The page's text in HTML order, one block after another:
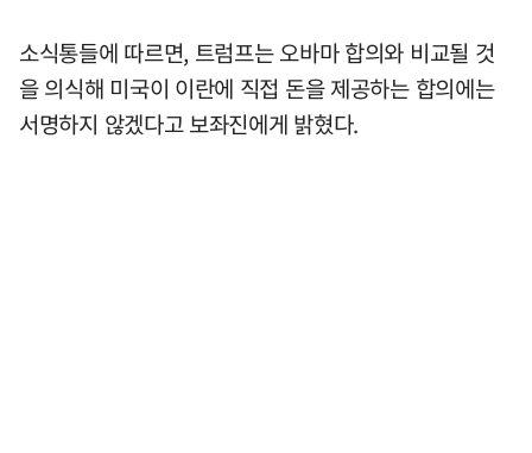
소식통들에 따르면, 트럼프는 오바마 합의와 비교될 것
을 의식해 미국이 이란에 직접 돈을 제공하는 합의에는
서명하지 않겠다고 보좌진에게 밝혔다.